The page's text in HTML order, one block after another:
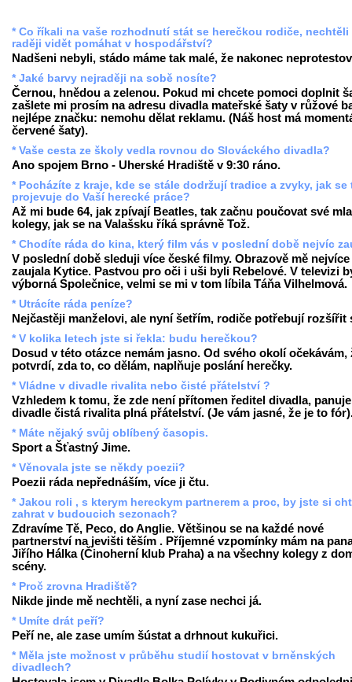
* Co říkali na vaše rozhodnutí stát se herečkou rodiče, nechtěli
raději vidět pomáhat v hospodářství?
Nadšeni nebyli, stádo máme tak malé, že nakonec
* Jaké barvy nejraději na sobě nosíte?
Černou, hnědou a zelenou. Pokud mi chcete pomoci doplnit
zašlete mi prosím na adresu divadla mateřské šaty v růžové
nejlépe značku: nemohu dělat reklamu. (Náš host má
červené šaty).
* Vaše cesta ze školy vedla rovnou do Slováckého divadla?
Ano spojem Brno - Uherské Hradiště v 9:30 ráno.
* Pocházíte z kraje, kde se stále dodržují tradice a zvyky, jak se
projevuje do Vaší herecké práce?
Až mi bude 64, jak zpívají Beatles, tak začnu poučovat své
kolegy, jak se na Valašsku říká správně Tož.
* Chodíte ráda do kina, který film vás v poslední době nejvíc
V poslední době sleduji více české filmy. Obrazově mě nejvíce
zaujala Kytice. Pastvou pro oči i uši byli Rebelové. V televizi
výborná Společnice, velmi se mi v tom líbila Táňa Vilhelmová.
* Utrácíte ráda peníze?
Nejčastěji manželovi, ale nyní šetřím, rodiče potřebují rozšířit
* V kolika letech jste si řekla: budu herečkou?
Dosud v této otázce nemám jasno. Od svého okolí očekávám,
potvrdí, zda to, co dělám, naplňuje poslání herečky.
* Vládne v divadle rivalita nebo čisté přátelství ?
Vzhledem k tomu, že zde není přítomen ředitel divadla,
divadle čistá rivalita plná přátelství. (Je vám jasné, že je to
* Máte nějaký svůj oblíbený časopis.
Sport a Šťastný Jime.
* Věnovala jste se někdy poezii?
Poezii ráda nepřednáším, více ji čtu.
* Jakou roli , s kterym hereckym partnerem a proc, by jste si
zahrat v budoucich sezonach?
Zdravíme Tě, Peco, do Anglie. Většinou se na každé nové
partnerství na jevišti těším . Příjemné vzpomínky mám na
Jiřího Hálka (Činoherní klub Praha) a na všechny kolegy z
scény.
* Proč zrovna Hradiště?
Nikde jinde mě nechtěli, a nyní zase nechci já.
* Umíte drát peří?
Peří ne, ale zase umím šústat a drhnout kukuřici.
* Měla jste možnost v průběhu studií hostovat v brněnských
divadlech?